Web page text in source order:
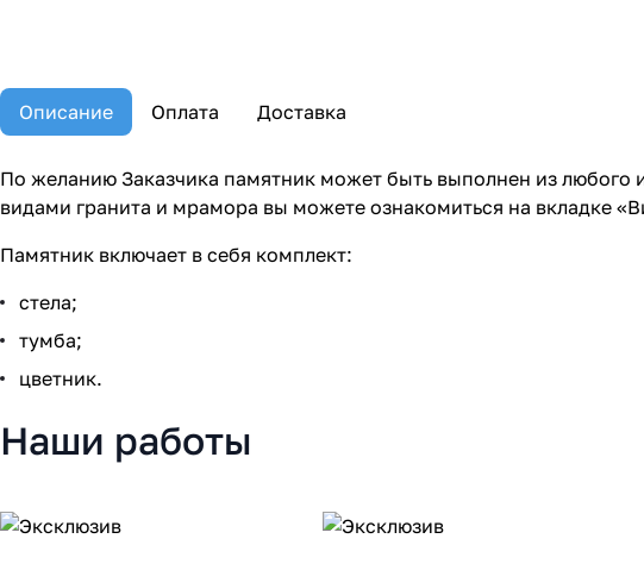
Описание Оплата Доставка
По желанию Заказчика памятник может быть выполнен из любого
видами гранита и мрамора вы можете ознакомиться на вкладке
Памятник включает в себя комплект:
стела;
тумба;
цветник.
Наши работы